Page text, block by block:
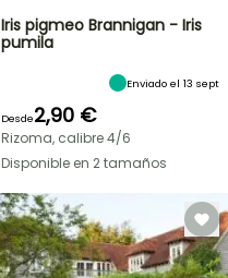
Iris pigmeo​ Brannigan - Iris
pumila
Enviado el 13 sept
Desde2,90 €
Rizoma, calibre 4/6
Disponible en 2 tamaños